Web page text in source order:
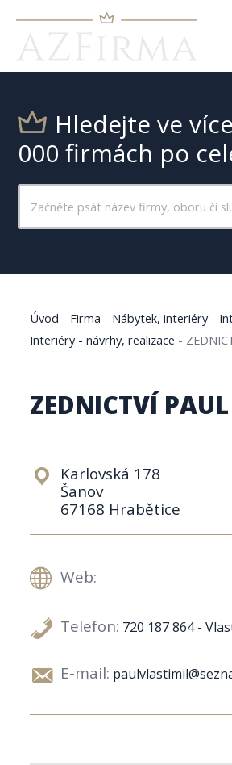
Hledejte ve
000 firmách po
Úvod - Firma - Nábytek, interiéry-
Interiéry - návrhy, realizace -
ZEDNICTVÍ PAUL
Karlovská 178
Šanov
67168 Hrabětice
Web:
Telefon: 720 187 864 -
E-mail: